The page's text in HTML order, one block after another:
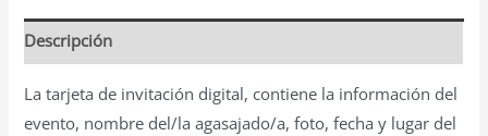
Descripción
La tarjeta de invitación digital, contiene la información del
evento, nombre del/la agasajado/a, foto, fecha y lugar del